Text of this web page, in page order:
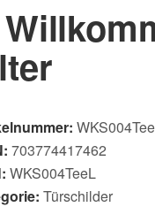
703774417462
WKS004TeeL
Türschilder